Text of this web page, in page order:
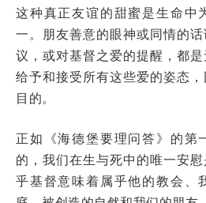
这种真正友谊的甜蜜是生命中
一。朋友善意的眼神或同情的
议，或对基督之爱的提醒，都
给予和接受所有这些爱的姿态
目的。
正如《海德堡要理问答》的第
的，我们在生与死中的唯一安
乎基督意味着属乎他的教会、